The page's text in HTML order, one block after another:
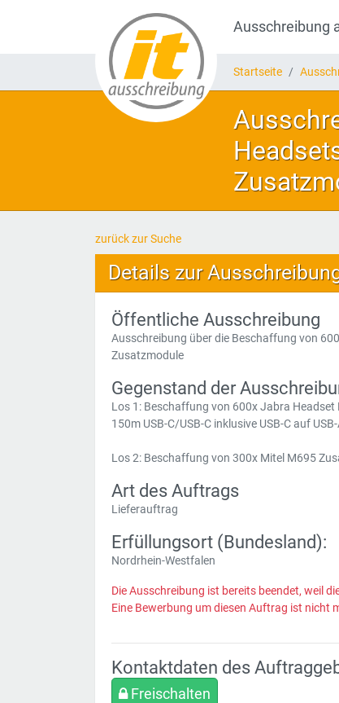
Ausschreibung
Startseite
zurück zur Suche
Details zur
Öffentliche Ausschreibung
Ausschreibung über die Beschaffung von
Zusatzmodule
Gegenstand der
Los 1: Beschaffung von 600x Jabra Headset
150m USB-C/USB-C inklusive USB-C auf
Los 2: Beschaffung von 300x Mitel M695
Art des Auftrags
Lieferauftrag
Erfüllungsort (Bundesland):
Nordrhein-Westfalen
Die Ausschreibung ist bereits beendet, weil
Eine Bewerbung um diesen Auftrag ist nicht
Kontaktdaten des
Freischalten